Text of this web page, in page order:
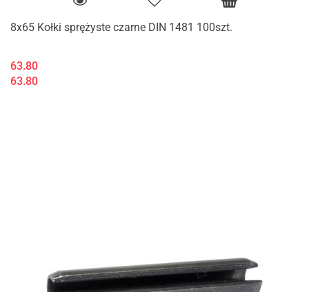
8x65 Kołki sprężyste czarne DIN 1481 100szt.
63.80
63.80